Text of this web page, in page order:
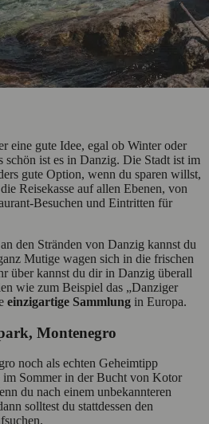
eine gute Idee, egal ob Winter oder
schön ist es in Danzig. Die Stadt ist im
gute Option, wenn du sparen willst,
Reisekasse auf allen Ebenen, von
Besuchen und Eintritten für
an den Stränden von Danzig kannst du
Mutige wagen sich in die frischen
über kannst du dir in Danzig überall
wie zum Beispiel das „Danziger
einzigartige Sammlung in Europa.
Montenegro
noch als echten Geheimtipp
im Sommer in der Bucht von Kotor
du nach einem unbekannteren
solltest du stattdessen den